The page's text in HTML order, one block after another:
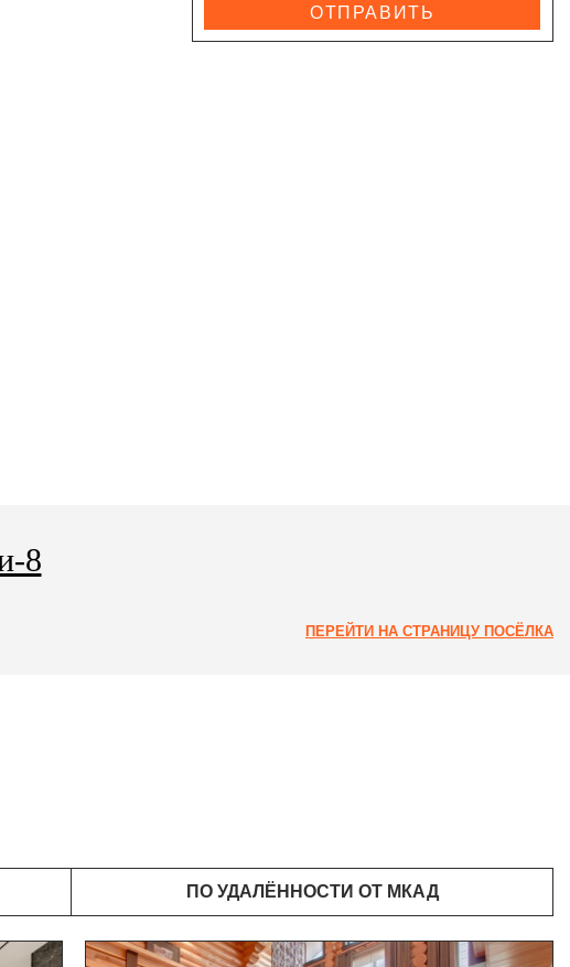
ОТПРАВИТЬ
8
ПЕРЕЙТИ НА СТРАНИЦУ ПОСЁЛКА
ПО УДАЛЁННОСТИ ОТ МКАД